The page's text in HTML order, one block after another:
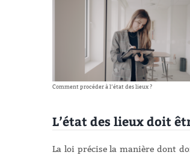
Comment procéder à l’état des lieux ?
L’état des lieux doit
La loi précise la manière dont